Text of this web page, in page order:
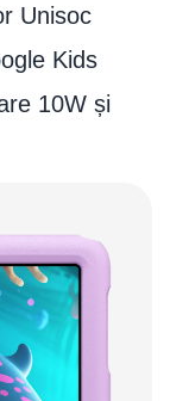
Unisoc
Kids
10W și